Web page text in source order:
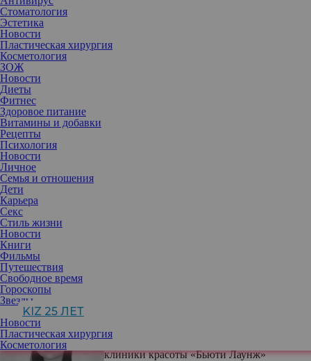
Стоматология
Эстетика
Новости
Пластическая хирургия
Косметология
ЗОЖ
Новости
Диеты
Фитнес
Здоровое питание
Витамины и добавки
Рецепты
Психология
Новости
Личное
Семья и отношения
Дети
Карьера
Секс
Стиль жизни
Новости
Книги
Фильмы
Путешествия
Свободное время
Гороскопы
Звезды
KIZ 25 ЛЕТ
Новости
Пластическая хирургия
Косметология
Современная эстетическая медицина сегодня — это синергия
интеллекта, технологий и уважения к индивидуальности.
Грамотно сочетая комплекс аппаратных методик, можно
сформировать тот самый эффект «дорогого лица» — свежего,
подтянутого, но абсолютно живого.
клиники красоты «Бьюти Лаунж»